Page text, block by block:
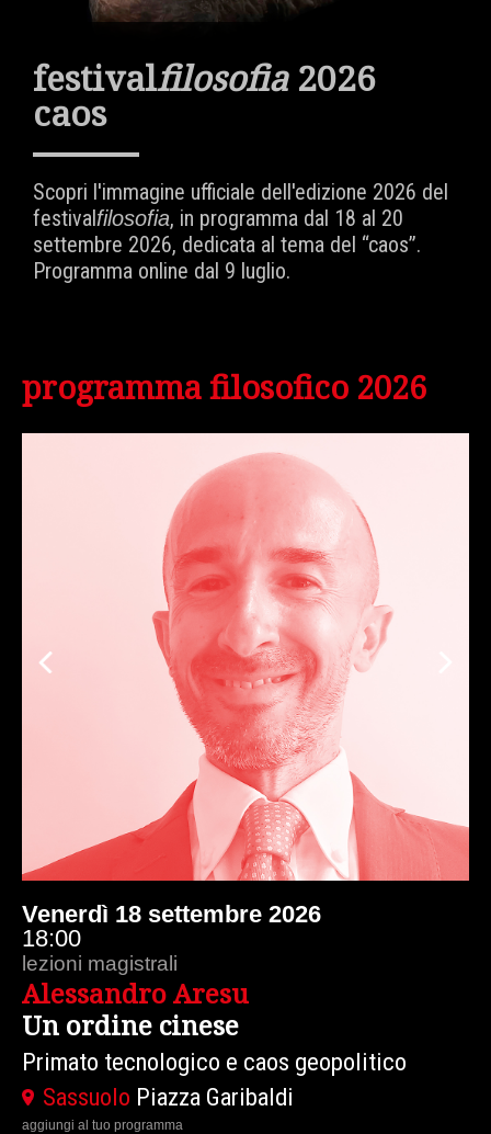
festivalfilosofia2026
caos
Scopri l'immagine ufficiale dell'edizione 2026 del
festivalfilosofia, in programma dal 18 al 20
settembre 2026, dedicata al tema del “caos”.
Programma online dal 9 luglio.
programma filosofico 2026
Venerdì 18 settembre 2026
18:00
lezioni magistrali
Alessandro Aresu
Un ordine cinese
Primato tecnologico e caos geopolitico
Sassuolo Piazza Garibaldi
aggiungi al tuo programma
Previous